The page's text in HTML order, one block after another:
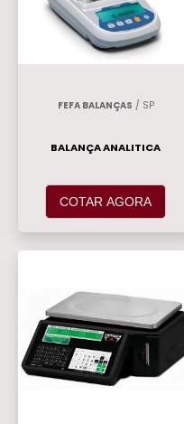
FEFA BALANÇAS / SP
BALANÇA ANALITICA
COTAR AGORA